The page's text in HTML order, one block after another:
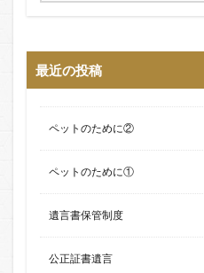
最近の投稿
ペットのために②
ペットのために①
遺言書保管制度
公正証書遺言